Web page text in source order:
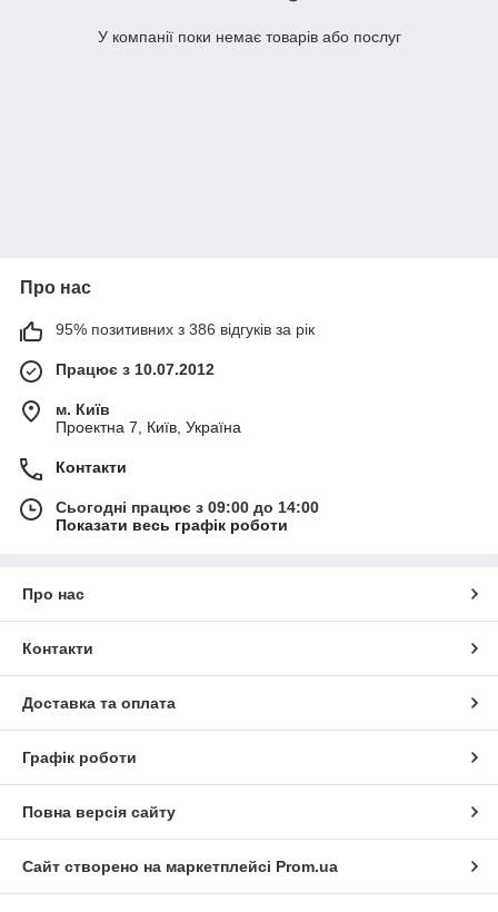
У компанії поки немає товарів або послуг
Про нас
95% позитивних з 386 відгуків за рік
Працює з 10.07.2012
м. Київ
Проектна 7, Київ, Україна
Контакти
Сьогодні працює з 09:00 до 14:00
Показати весь графік роботи
Про нас
Контакти
Доставка та оплата
Графік роботи
Повна версія сайту
Сайт створено на маркетплейсі Prom.ua